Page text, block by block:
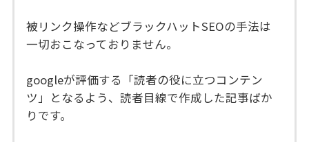
被リンク操作などブラックハットSEOの手法は
一切おこなっておりません。
googleが評価する「読者の役に立つコンテン
ツ」となるよう、読者目線で作成した記事ばか
りです。